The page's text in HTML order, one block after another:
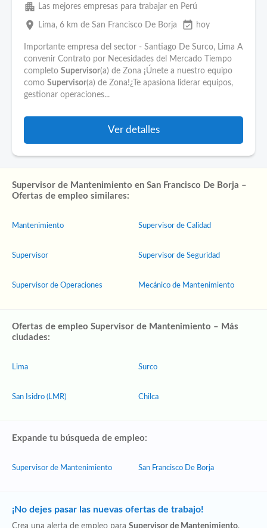
apartment Las mejores empresas para trabajar en Perú
place Lima, 6 km de San Francisco De Borja event_available hoy
Importante empresa del sector - Santiago De Surco, Lima A
convenir Contrato por Necesidades del Mercado Tiempo
completo Supervisor(a) de Zona ¡Únete a nuestro equipo
como Supervisor(a) de Zona!¿Te apasiona liderar equipos,
gestionar operaciones...
Ver detalles
Supervisor de Mantenimiento en San Francisco De Borja –
Ofertas de empleo similares:
Mantenimiento
Supervisor
Supervisor de Operaciones
Supervisor de Calidad
Supervisor de Seguridad
Mecánico de Mantenimiento
Ofertas de empleo Supervisor de Mantenimiento – Más
ciudades:
Lima
San Isidro (LMR)
Surco
Chilca
Expande tu búsqueda de empleo:
Supervisor de Mantenimiento San Francisco De Borja
¡No dejes pasar las nuevas ofertas de trabajo!
Crea una alerta de empleo para Supervisor de Mantenimiento,